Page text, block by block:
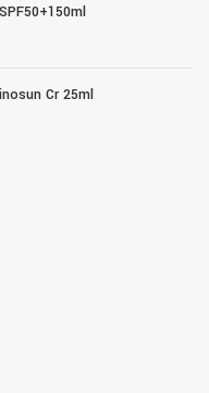
Cr 25ml